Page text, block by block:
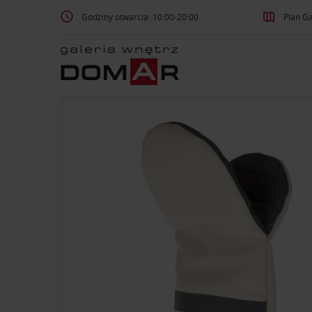
Godziny otwarcia: 10:00-20:00 Plan